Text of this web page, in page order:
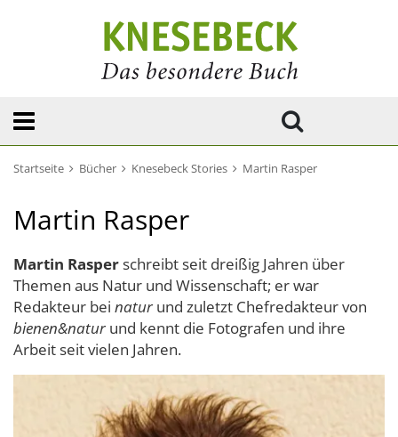
Startseite Bücher Knesebeck Stories Martin Rasper
Martin Rasper
Martin Rasperschreibt seit dreißig Jahren über
Themen aus Natur und Wissenschaft; er war
Redakteur bei naturund zuletzt Chefredakteur von
bienen&naturund kennt die Fotografen und ihre
Arbeit seit vielen Jahren.